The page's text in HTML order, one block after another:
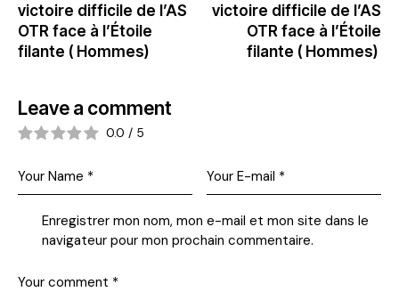
victoire difficile de l’AS
OTR face à l’Étoile
filante ( Hommes)
victoire difficile de l’AS
OTR face à l’Étoile
filante ( Hommes)
Leave a comment
0.0 / 5
Enregistrer mon nom, mon e-mail et mon site dans le
navigateur pour mon prochain commentaire.